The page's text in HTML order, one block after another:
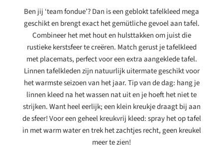
Ben jij ‘team fondue’? Dan is een geblokt tafelkleed mega
geschikt en brengt exact het gemütliche gevoel aan tafel.
Combineer het met hout en hulsttakken om juist die
rustieke kerstsfeer te creëren. Match gerust je tafelkleed
met placemats, perfect voor een extra aangeklede tafel.
Linnen tafelkleden zijn natuurlijk uitermate geschikt voor
het warmste seizoen van het jaar. Tip van de dag: hang je
linnen kleed na het wassen nat uit en je hoeft het niet te
strijken. Want heel eerlijk; een klein kreukje draagt bij aan
de sfeer! Voor een geheel kreukvrij kleed: spray het op tafel
in met warm water en trek het zachtjes recht, geen kreukel
meer te zien!